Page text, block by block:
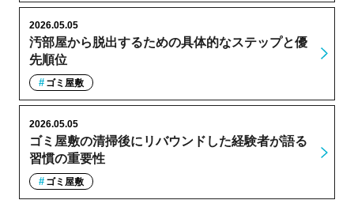
汚部屋から脱出するための具体的なステップと優
先順位
2026.05.05
ゴミ屋敷
ゴミ屋敷の清掃後にリバウンドした経験者が語る
習慣の重要性
2026.05.05
ゴミ屋敷